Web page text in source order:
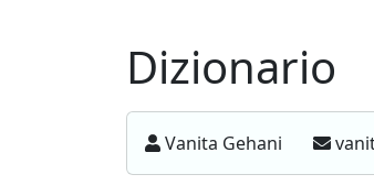
Dizionario
Vanita Gehani